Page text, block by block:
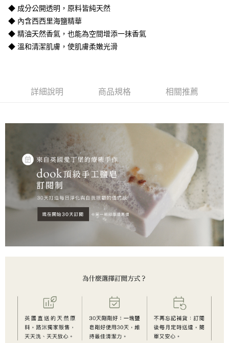
◆ 成分公開透明，原料皆純天然
◆ 內含西西里海鹽精華
◆ 精油天然香氣，也能為空間增添一抹香氣
◆ 溫和清潔肌膚，使肌膚柔嫩光滑
詳細說明 商品規格 相關推薦